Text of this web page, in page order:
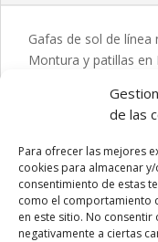
de las
Para ofrecer las mejores
cookies para almacenar
consentimiento de estas
como el comportamiento
en este sitio. No
negativamente a ciertas
Gafas de sol de
Montura y patillas en
plásticos y contribuir
AC (acetato de
variada gama de
diseño eco.